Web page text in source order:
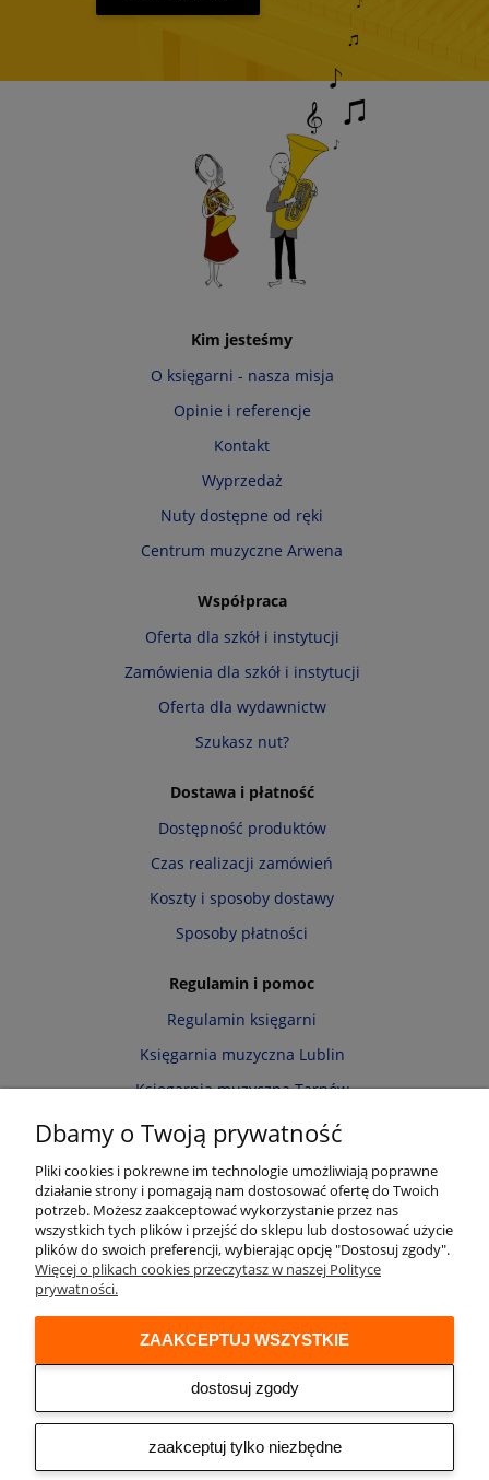
Kim jesteśmy
O księgarni - nasza misja
Opinie i referencje
Kontakt
Wyprzedaż
Nuty dostępne od ręki
Centrum muzyczne Arwena
Współpraca
Oferta dla szkół i instytucji
Zamówienia dla szkół i instytucji
Oferta dla wydawnictw
Szukasz nut?
Dostawa i płatność
Dostępność produktów
Czas realizacji zamówień
Koszty i sposoby dostawy
Sposoby płatności
Regulamin i pomoc
Regulamin księgarni
Księgarnia muzyczna Lublin
Księgarnia muzyczna Tarnów
Informacja o cookies
Zwroty i reklamacje
Moje konto
Twoje zamówienia
Przechowalnia
Ustawienia konta
Audio online
© 2026 Księgarnia muzyczna Alenuty.pl
prowadzona przez firmę Arwena S.C. os. Zwycięstwa 2/88 61-643 Poznań
Dbamy o Twoją prywatność
Pliki cookies i pokrewne im technologie umożliwiają poprawne
działanie strony i pomagają nam dostosować ofertę do Twoich
potrzeb. Możesz zaakceptować wykorzystanie przez nas
wszystkich tych plików i przejść do sklepu lub dostosować użycie
plików do swoich preferencji, wybierając opcję "Dostosuj zgody".
Więcej o plikach cookies przeczytasz w naszej Polityce
prywatności.
zaakceptuj tylko niezbędne
dostosuj zgody
ZAAKCEPTUJ WSZYSTKIE